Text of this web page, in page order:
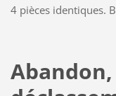
4 pièces identiques.